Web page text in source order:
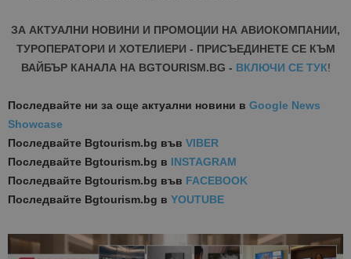
ЗА АКТУАЛНИ НОВИНИ И ПРОМОЦИИ НА АВИОКОМПАНИИ,
ТУРОПЕРАТОРИ И ХОТЕЛИЕРИ - ПРИСЪЕДИНЕТЕ СЕ КЪМ
ВАЙБЪР КАНАЛА НА BGTOURISM.BG - ВКЛЮЧИ СЕ ТУК!
Последвайте ни за още актуални новини в Google News
Showcase
Последвайте Bgtourism.bg във VIBER
Последвайте Bgtourism.bg в INSTAGRAM
Последвайте Bgtourism.bg във FACEBOOK
Последвайте Bgtourism.bg в YOUTUBE